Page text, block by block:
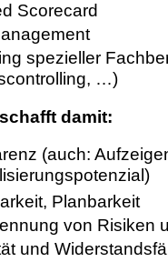
Scorecard
spezieller
…)
damit:
(auch:
Planbarkeit
von Risiken
und